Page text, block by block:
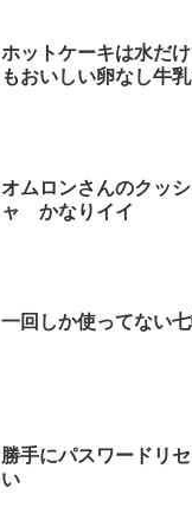
ホットケーキは水だ
もおいしい卵なし牛
オムロンさんのクッ
ャ かなりイイ
一回しか使ってない
勝手にパスワードリ
い